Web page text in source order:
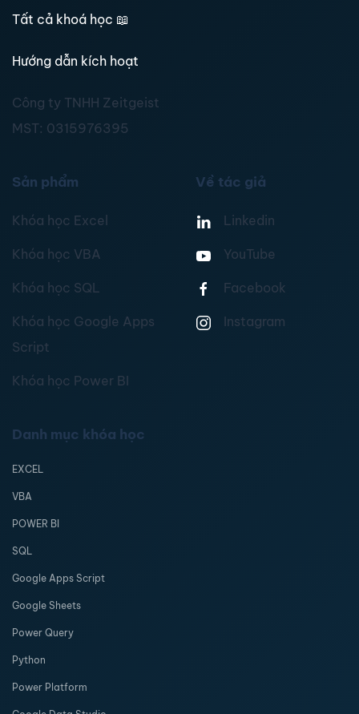
Tất cả khoá học 📖
Hướng dẫn kích hoạt
Công ty TNHH Zeitgeist
MST: 0315976395
Sản phẩm
Khóa học Excel
Khóa học VBA
Khóa học SQL
Khóa học Google Apps
Script
Khóa học Power BI
Về tác giả
Linkedin
YouTube
Facebook
Instagram
Danh mục khóa học
EXCEL
VBA
POWER BI
SQL
Google Apps Script
Google Sheets
Power Query
Python
Power Platform